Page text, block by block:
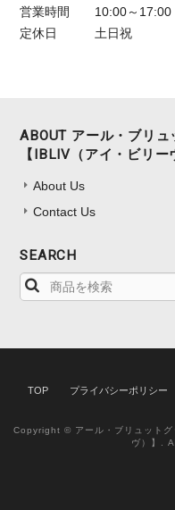
営業時間
10:00～17:00
定休日
土日祝
ABOUT アール・ブリュ
【IBLIV（アイ・ビリー
About Us
Contact Us
SEARCH
TOP プライバシーポリシー
Copyright © アール・ブリュットグ
ヴ）】.